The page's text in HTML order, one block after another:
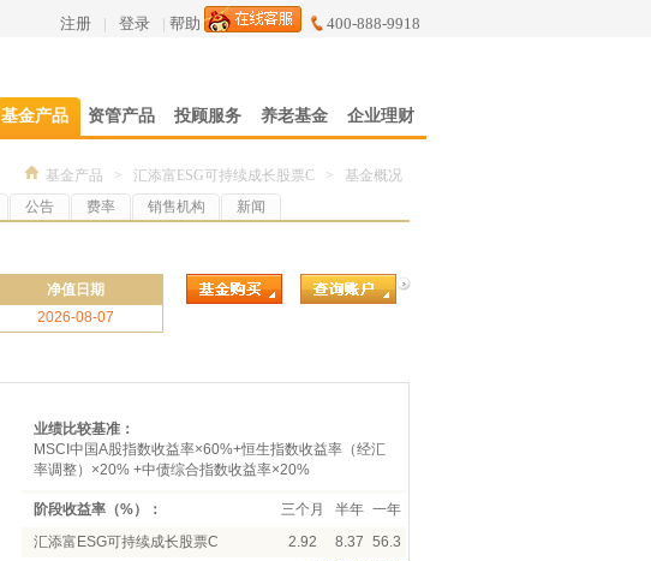
注册 | 登录 | 帮助 400-888-9918
基金产品 资管产品 投顾服务 养老基金 企业理财
基金产品 > 汇添富ESG可持续成长股票C > 基金概况
公告 费率 销售机构 新闻
净值日期
2026-08-07
业绩比较基准：
MSCI中国A股指数收益率×60%+恒生指数收益率（经汇
率调整）×20% +中债综合指数收益率×20%
阶段收益率（%）： 三个月 半年 一年
汇添富ESG可持续成长股票C 2.92 8.37
56.3